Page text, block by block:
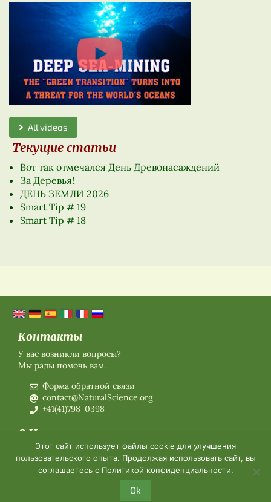
All videos
Текущие статьи
Вот так отмечался День Древонасаждений
За Деревья!
ДЕНЬ ЗЕМЛИ 2026
Smart Tip # 19
Smart Tip # 18
Контакты
У вас возникли вопросы?
Мы рады помочь вам.
Форма обратной связи
contact@NaturalScience.org
+41(41)798-0398
О Нас
О нас
Членское Заявление на 2026 год
Организация
Этот сайт использует файлы cookie для улучшения
пользовательского опыта. Продолжая использовать сайт, вы
соглашаетесь с Политикой конфиденциальности.
Ok